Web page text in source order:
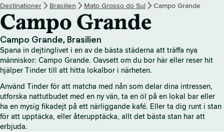
r
s
s
t
a
r
t
i
d
a
Destinationer Brasilien Mato Grosso do Sul Campo Grande
Campo Grande
Campo Grande, Brasilien
Spana in dejtinglivet i en av de bästa städerna att träffa nya
människor: Campo Grande. Oavsett om du bor här eller reser hit
hjälper Tinder till att hitta lokalbor i närheten.
Använd Tinder för att matcha med nån som delar dina intressen,
utforska nattutbudet med en ny vän, ta en öl på en lokal bar eller
ha en mysig fikadejt på ett närliggande kafé. Eller ta dig runt i stan
för att upptäcka, eller återupptäcka, allt det bästa stan har att
erbjuda.